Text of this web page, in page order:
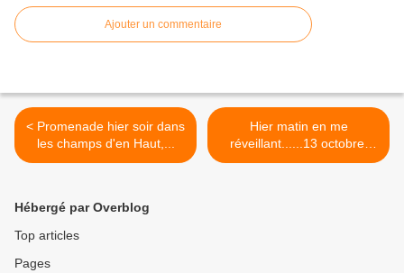
Ajouter un commentaire
< Promenade hier soir dans
les champs d'en Haut,...
Hier matin en me
réveillant......13 octobre.
De... >
Hébergé par Overblog
Top articles
Pages